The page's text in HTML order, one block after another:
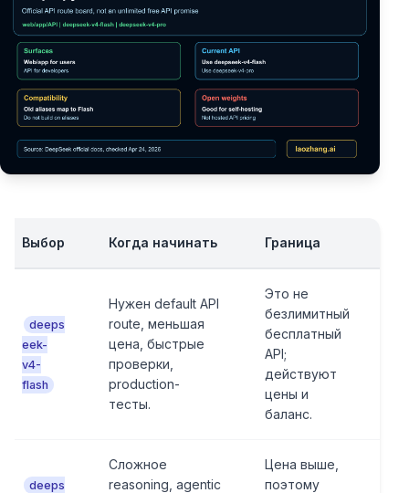
Выбор Когда начинать Граница
deeps
eek-
v4-
flash
Нужен default API
route, меньшая
цена, быстрые
проверки,
production-
тесты.
Это не
безлимитный
бесплатный
API;
действуют
цены и
баланс.
deeps
Сложное
reasoning, agentic
Цена выше,
поэтому